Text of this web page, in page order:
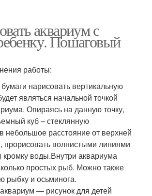
аквариум с
Пошаговый
работы:
нарисовать вертикальную
являться начальной точкой
Опираясь на данную точку,
куб – стеклянную
небольшое расстояние от верхней
прорисовать волнистыми линиями
кромку воды.Внутри аквариума
простых рыб. Можно также
рыбку и осьминога.
— рисунок для детей